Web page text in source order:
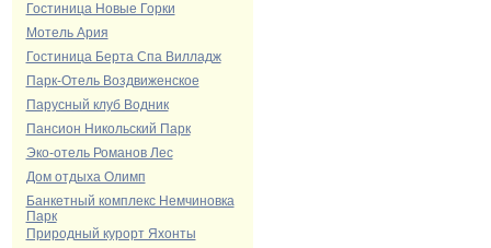
Гостиница Новые Горки
Мотель Ария
Гостиница Берта Спа Вилладж
Парк-Отель Воздвиженское
Парусный клуб Водник
Пансион Никольский Парк
Эко-отель Романов Лес
Дом отдыха Олимп
Банкетный комплекс Немчиновка
Парк
Природный курорт Яхонты